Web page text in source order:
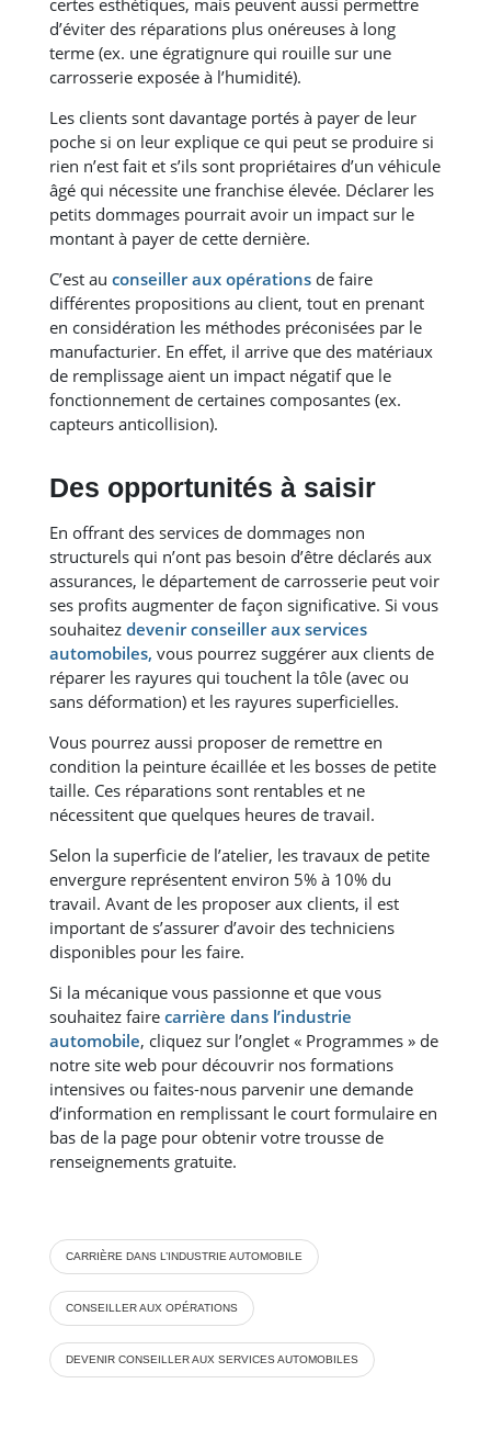
certes esthétiques, mais peuvent aussi permettre
d’éviter des réparations plus onéreuses à long
terme (ex. une égratignure qui rouille sur une
carrosserie exposée à l’humidité).
Les clients sont davantage portés à payer de leur
poche si on leur explique ce qui peut se produire si
rien n’est fait et s’ils sont propriétaires d’un véhicule
âgé qui nécessite une franchise élevée. Déclarer les
petits dommages pourrait avoir un impact sur le
montant à payer de cette dernière.
C’est au conseiller aux opérations de faire
différentes propositions au client, tout en prenant
en considération les méthodes préconisées par le
manufacturier. En effet, il arrive que des matériaux
de remplissage aient un impact négatif que le
fonctionnement de certaines composantes (ex.
capteurs anticollision).
Des opportunités à saisir
En offrant des services de dommages non
structurels qui n’ont pas besoin d’être déclarés aux
assurances, le département de carrosserie peut voir
ses profits augmenter de façon significative. Si vous
souhaitez devenir conseiller aux services
automobiles, vous pourrez suggérer aux clients de
réparer les rayures qui touchent la tôle (avec ou
sans déformation) et les rayures superficielles.
Vous pourrez aussi proposer de remettre en
condition la peinture écaillée et les bosses de petite
taille. Ces réparations sont rentables et ne
nécessitent que quelques heures de travail.
Selon la superficie de l’atelier, les travaux de petite
envergure représentent environ 5% à 10% du
travail. Avant de les proposer aux clients, il est
important de s’assurer d’avoir des techniciens
disponibles pour les faire.
Si la mécanique vous passionne et que vous
souhaitez faire carrière dans l’industrie
automobile, cliquez sur l’onglet « Programmes » de
notre site web pour découvrir nos formations
intensives ou faites-nous parvenir une demande
d’information en remplissant le court formulaire en
bas de la page pour obtenir votre trousse de
renseignements gratuite.
CARRIÈRE DANS L’INDUSTRIE AUTOMOBILE
CONSEILLER AUX OPÉRATIONS
DEVENIR CONSEILLER AUX SERVICES AUTOMOBILES